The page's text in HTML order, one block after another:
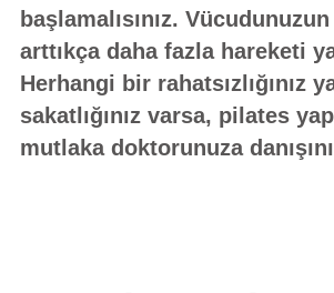
başlamalısınız.
arttıkça daha fazla hareketi
Herhangi bir rahatsızlığınız
sakatlığınız varsa, pilates
mutlaka doktorunuza